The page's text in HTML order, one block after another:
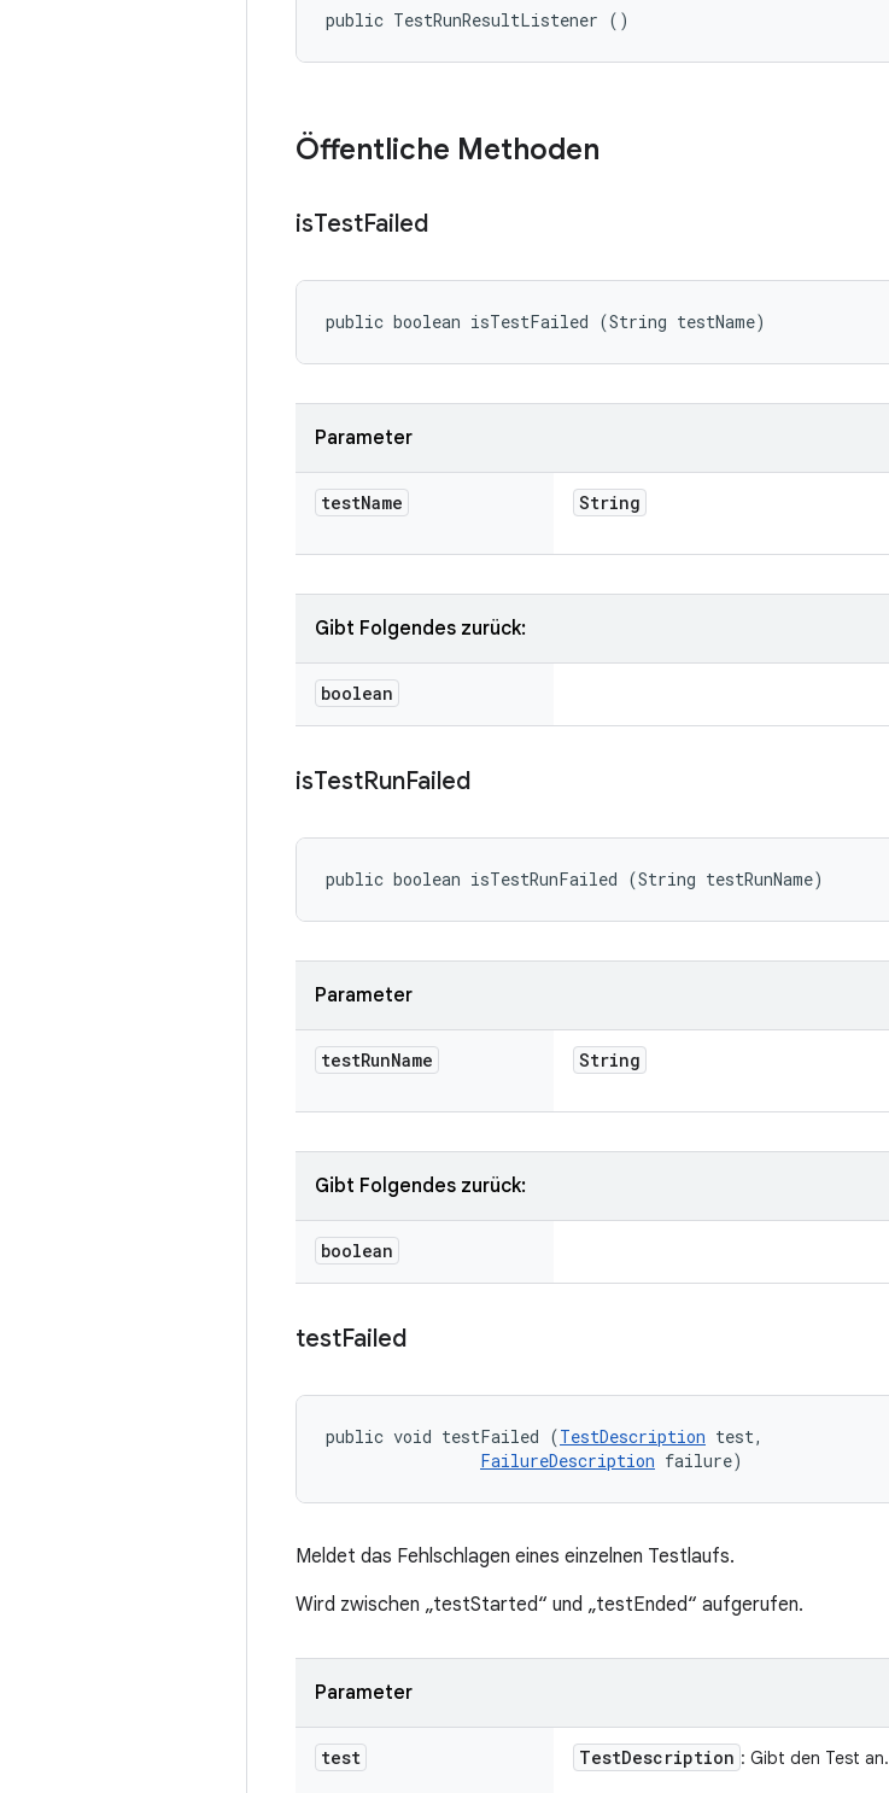
public TestRunResultListener ()
Öffentliche Methoden
isTestFailed
public boolean isTestFailed (String testName)
Parameter
testName String
Gibt Folgendes zurück:
boolean
isTestRunFailed
public boolean isTestRunFailed (String testRunName)
Parameter
testRunName String
Gibt Folgendes zurück:
boolean
testFailed
public void testFailed (TestDescription test,
FailureDescription failure)
Meldet das Fehlschlagen eines einzelnen Testlaufs.
Wird zwischen „testStarted“ und „testEnded“ aufgerufen.
Parameter
test TestDescription : Gibt den Test an.